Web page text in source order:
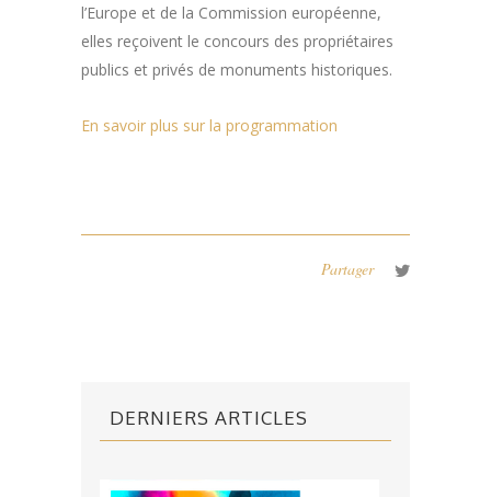
l’Europe et de la Commission européenne,
elles reçoivent le concours des propriétaires
publics et privés de monuments historiques.
En savoir plus sur la programmation
Partager
DERNIERS ARTICLES